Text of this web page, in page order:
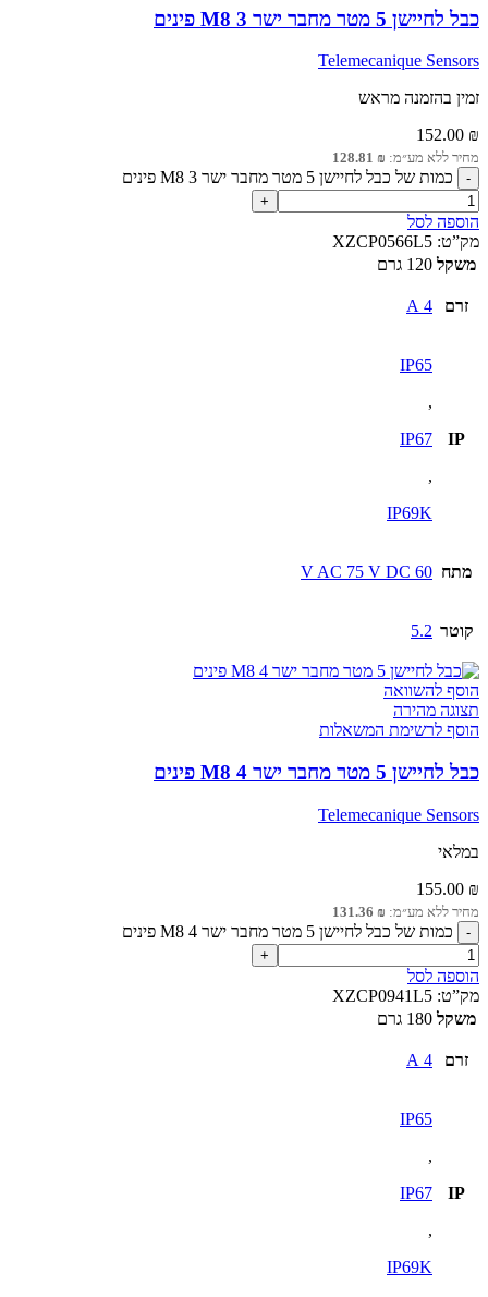
כבל לחיישן 5 מטר מחבר ישר M8 3 פינים
Telemecanique Sensors
זמין בהזמנה מראש
152.00 ₪
מחיר ללא מע״מ: 128.81 ₪
כמות של כבל לחיישן 5 מטר מחבר ישר M8 3 פינים
הוספה לסל
מק”ט: XZCP0566L5
משקל 120 גרם
זרם 4 A
IP
IP65
,
IP67
,
IP69K
מתח 60 V AC 75 V DC
קוטר 5.2
הוסף להשוואה
תצוגה מהירה
הוסף לרשימת המשאלות
כבל לחיישן 5 מטר מחבר ישר M8 4 פינים
Telemecanique Sensors
במלאי
155.00 ₪
מחיר ללא מע״מ: 131.36 ₪
כמות של כבל לחיישן 5 מטר מחבר ישר M8 4 פינים
הוספה לסל
מק”ט: XZCP0941L5
משקל 180 גרם
זרם 4 A
IP
IP65
,
IP67
,
IP69K